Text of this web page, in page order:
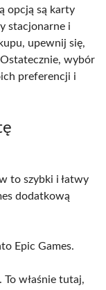
opcją są karty
stacjonarne i
upewnij się,
wybór
preferencji i
to szybki i łatwy
dodatkową
Epic Games.
. To właśnie tutaj,